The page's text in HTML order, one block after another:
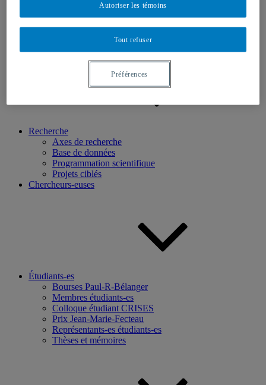
Archives et bilans
Colloque international CRISES
Perspectives et dialogue
Vidéos et baladodiffusions
Recherche
Axes de recherche
Base de données
Programmation scientifique
Projets ciblés
Chercheurs-euses
Étudiants-es
Bourses Paul-R-Bélanger
Membres étudiants-es
Colloque étudiant CRISES
Prix Jean-Marie-Fecteau
Représentants-es étudiants-es
Thèses et mémoires
Tout refuser
Autoriser les témoins
Préférences